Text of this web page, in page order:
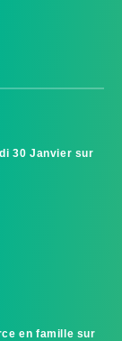
30 Janvier sur
en famille sur